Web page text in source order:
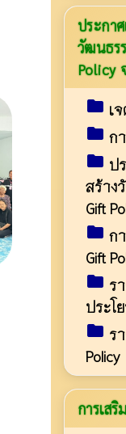
ประกา
วัฒนธร
Policy
folder เ
folder ก
folder ป
สร้าง
Gift
folder ก
Gift
folder ร
ประโ
folder ร
Policy
การเส